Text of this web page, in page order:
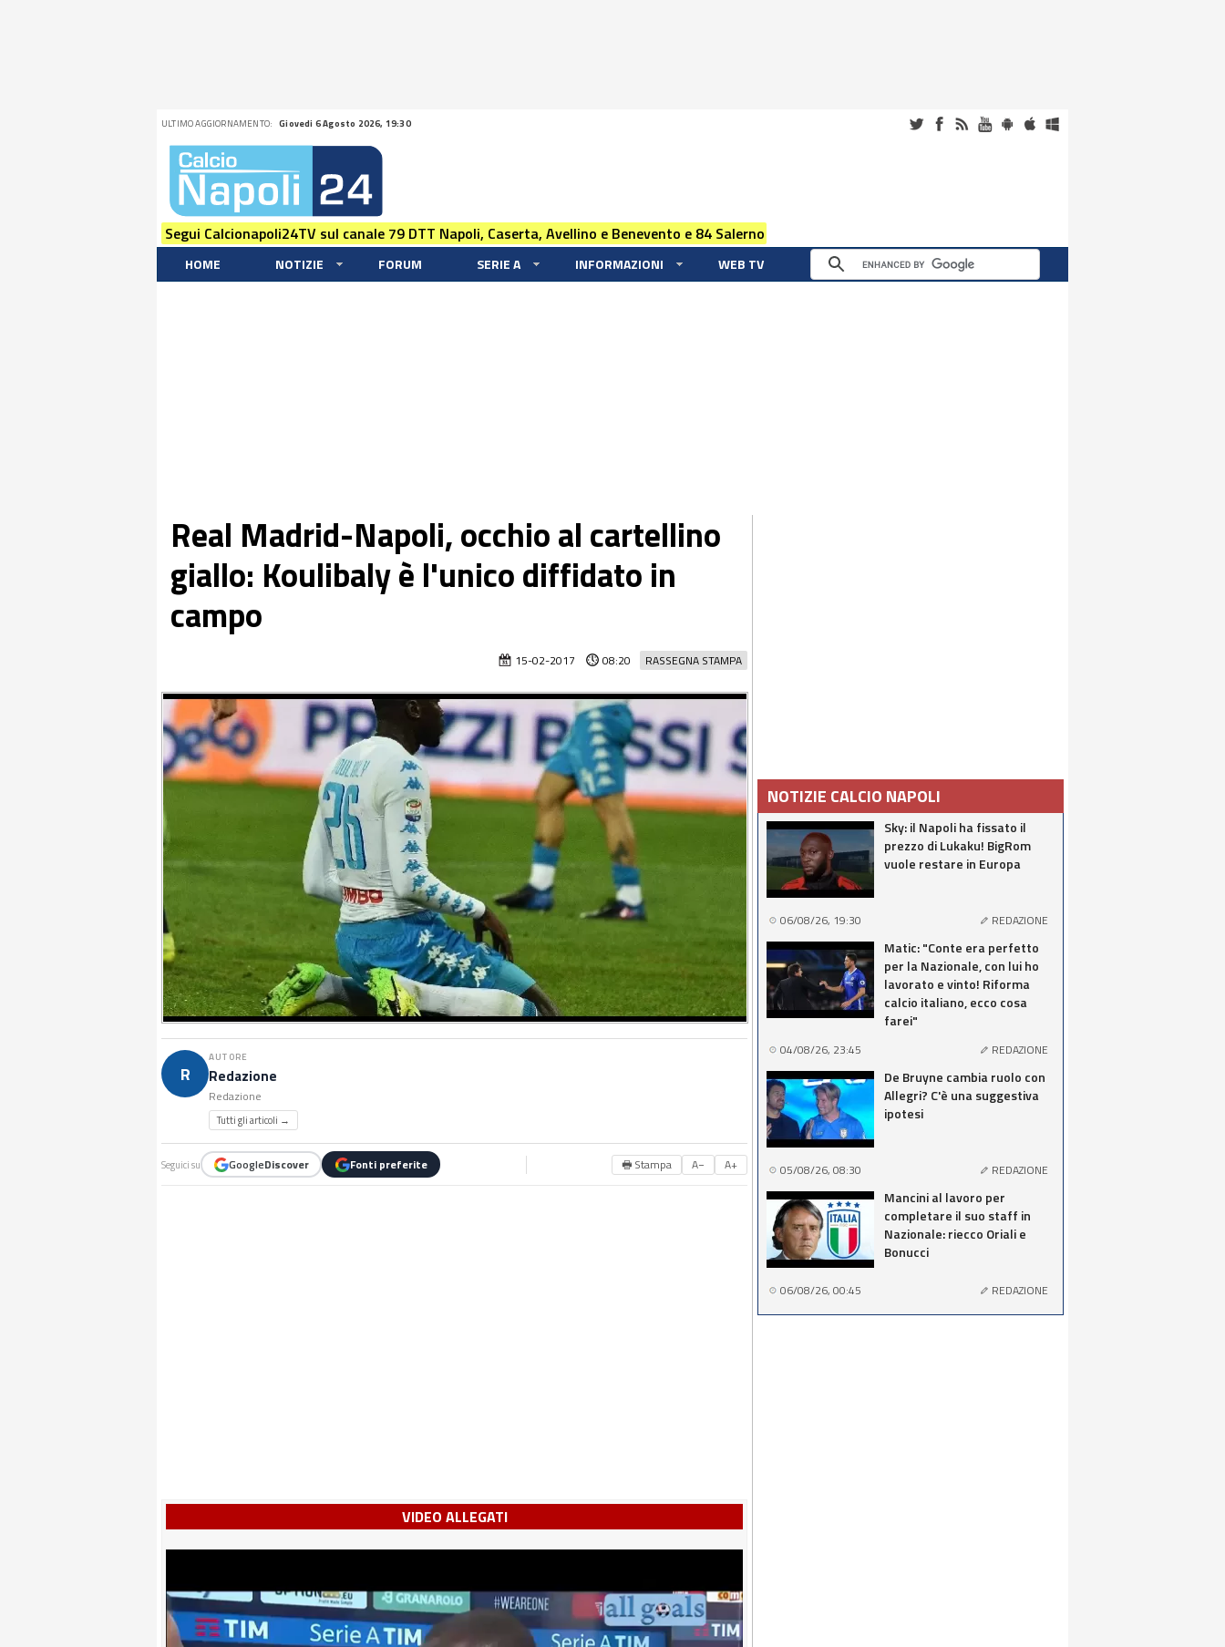
ULTIMO AGGIORNAMENTO: Giovedi 6 Agosto 2026, 19:30
Segui Calcionapoli24TV sul canale 79 DTT Napoli, Caserta, Avellino e Benevento e 84 Salerno
HOME NOTIZIE FORUM SERIE A INFORMAZIONI WEB TV
Real Madrid-Napoli, occhio al cartellino
giallo: Koulibaly è l'unico diffidato in
campo
RASSEGNA STAMPA
15-02-2017 08:20
R
AUTORE
Redazione
Redazione
Tutti gli articoli →
Seguici su GoogleDiscover Fonti preferite 🖶 Stampa A− A+
VIDEO ALLEGATI
NOTIZIE CALCIO NAPOLI
Sky: il Napoli ha fissato il
prezzo di Lukaku! BigRom
vuole restare in Europa
06/08/26, 19:30 REDAZIONE
Matic: "Conte era perfetto
per la Nazionale, con lui ho
lavorato e vinto! Riforma
calcio italiano, ecco cosa
farei"
04/08/26, 23:45 REDAZIONE
De Bruyne cambia ruolo con
Allegri? C'è una suggestiva
ipotesi
05/08/26, 08:30 REDAZIONE
Mancini al lavoro per
completare il suo staff in
Nazionale: riecco Oriali e
Bonucci
06/08/26, 00:45 REDAZIONE